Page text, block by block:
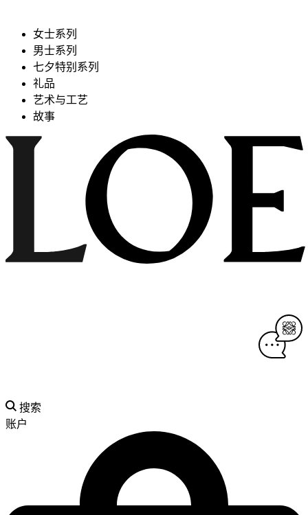
女士系列
男士系列
七夕特别系列
礼品
艺术与工艺
故事
搜索
账户